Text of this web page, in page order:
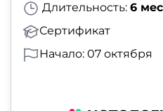
Длительность: 6
Сертификат
Начало: 07 октября